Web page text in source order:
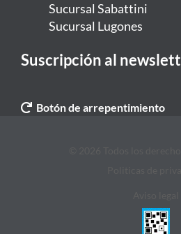
Sucursal Sabattini
Sucursal Lugones
Suscripción al
Botón de arrepentimiento